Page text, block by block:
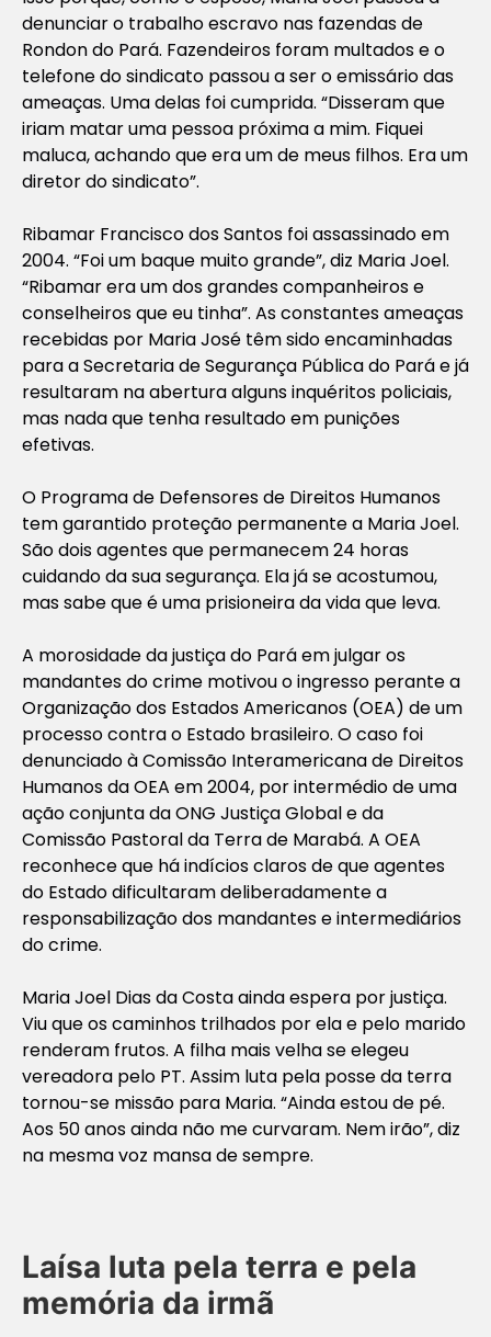
denunciar o trabalho escravo nas fazendas de
Rondon do Pará. Fazendeiros foram multados e o
telefone do sindicato passou a ser o emissário das
ameaças. Uma delas foi cumprida. “Disseram que
iriam matar uma pessoa próxima a mim. Fiquei
maluca, achando que era um de meus filhos. Era um
diretor do sindicato”.
Ribamar Francisco dos Santos foi assassinado em
2004. “Foi um baque muito grande”, diz Maria Joel.
“Ribamar era um dos grandes companheiros e
conselheiros que eu tinha”. As constantes ameaças
recebidas por Maria José têm sido encaminhadas
para a Secretaria de Segurança Pública do Pará e já
resultaram na abertura alguns inquéritos policiais,
mas nada que tenha resultado em punições
efetivas.
O Programa de Defensores de Direitos Humanos
tem garantido proteção permanente a Maria Joel.
São dois agentes que permanecem 24 horas
cuidando da sua segurança. Ela já se acostumou,
mas sabe que é uma prisioneira da vida que leva.
A morosidade da justiça do Pará em julgar os
mandantes do crime motivou o ingresso perante a
Organização dos Estados Americanos (OEA) de um
processo contra o Estado brasileiro. O caso foi
denunciado à Comissão Interamericana de Direitos
Humanos da OEA em 2004, por intermédio de uma
ação conjunta da ONG Justiça Global e da
Comissão Pastoral da Terra de Marabá. A OEA
reconhece que há indícios claros de que agentes
do Estado dificultaram deliberadamente a
responsabilização dos mandantes e intermediários
do crime.
Maria Joel Dias da Costa ainda espera por justiça.
Viu que os caminhos trilhados por ela e pelo marido
renderam frutos. A filha mais velha se elegeu
vereadora pelo PT. Assim luta pela posse da terra
tornou-se missão para Maria. “Ainda estou de pé.
Aos 50 anos ainda não me curvaram. Nem irão”, diz
na mesma voz mansa de sempre.
Laísa luta pela terra e pela
memória da irmã